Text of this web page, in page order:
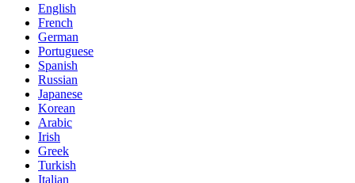
English
French
German
Portuguese
Spanish
Russian
Japanese
Korean
Arabic
Irish
Greek
Turkish
Italian